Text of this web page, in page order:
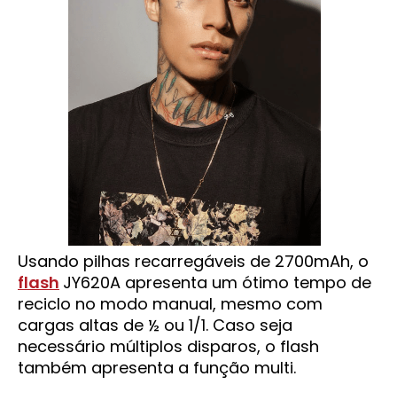
Usando pilhas recarregáveis de 2700mAh, o
flash JY620A apresenta um ótimo tempo de
reciclo no modo manual, mesmo com
cargas altas de ½ ou 1/1. Caso seja
necessário múltiplos disparos, o flash
também apresenta a função multi.